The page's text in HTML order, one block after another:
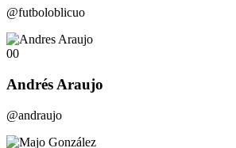
@futboloblicuo
00
Andrés Araujo
@andraujo